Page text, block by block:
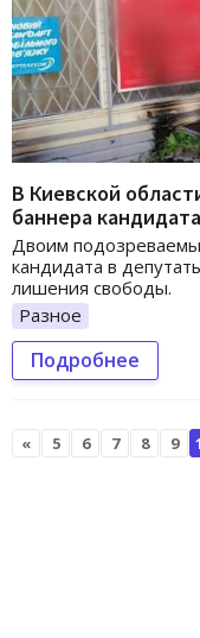
В Киевской
баннера
Двоим
кандидата в
лишения свободы.
Разное
Подробнее
« 5 6 7 8 9